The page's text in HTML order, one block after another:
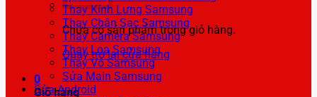
Chưa có sản phẩm trong giỏ hàng.
Quay trở lại cửa hàng
0
Giỏ hàng
Thay Kính Lưng Samsung
Thay Chân Sạc Samsung
Thay Camera Samsung
Thay Loa Samsung
Thay Vỏ Samsung
Sửa Main Samsung
Sửa Android